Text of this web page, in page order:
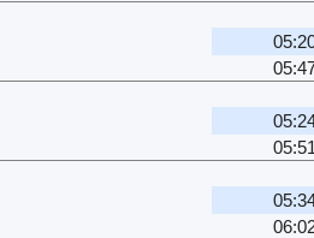
05:51